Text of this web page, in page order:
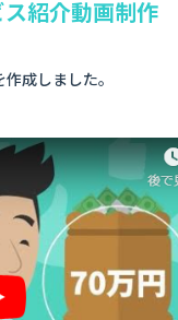
紹介動画制作
成しました。